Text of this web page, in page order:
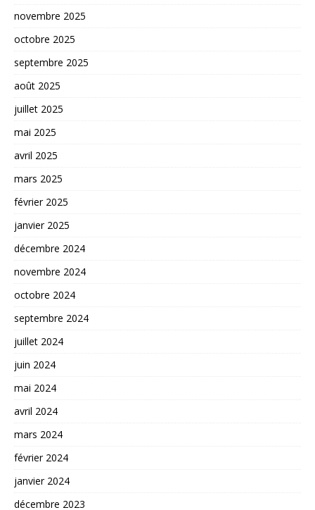
novembre 2025
octobre 2025
septembre 2025
août 2025
juillet 2025
mai 2025
avril 2025
mars 2025
février 2025
janvier 2025
décembre 2024
novembre 2024
octobre 2024
septembre 2024
juillet 2024
juin 2024
mai 2024
avril 2024
mars 2024
février 2024
janvier 2024
décembre 2023